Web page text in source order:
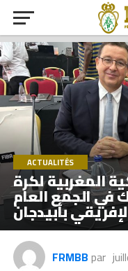
ACTUALITÉS
المغربية لكرة
في الجمع العام
بأبيدجان
par
FRMBB